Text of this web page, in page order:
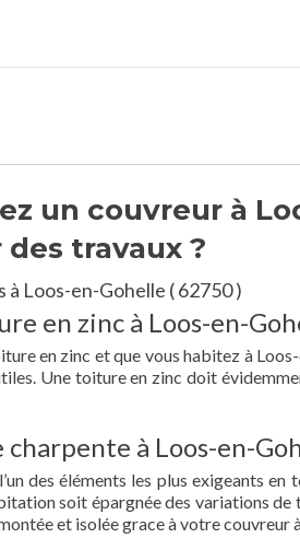
un couvreur à
travaux ?
à Loos-en-Gohelle ( 62750 )
en zinc à Loos-en-
en zinc et que vous habitez à
Une toiture en zinc doit
à Loos-en-
des éléments les plus exigeants
soit épargnée des variations
et isolée grace à votre couvreur